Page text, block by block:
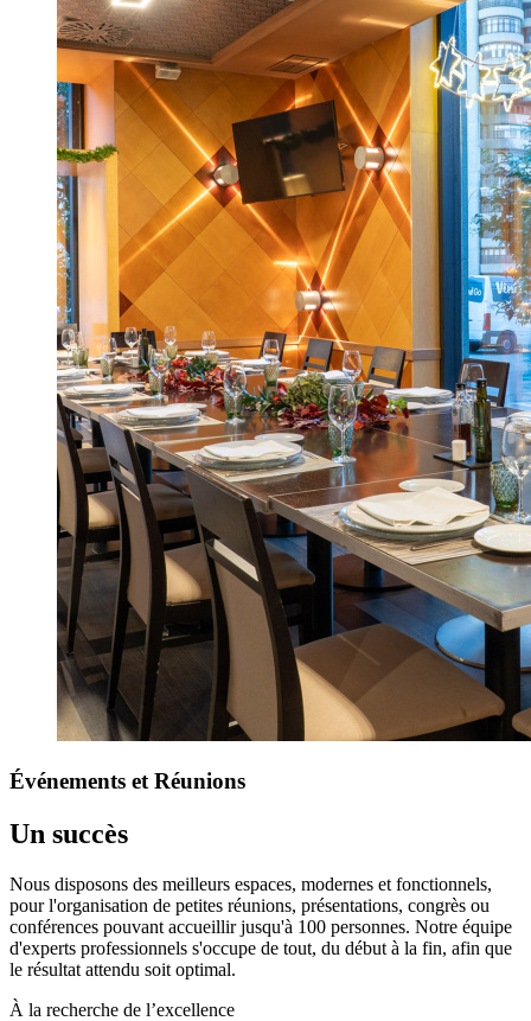
Événements et Réunions
Un succès
Nous disposons des meilleurs espaces, modernes et fonctionnels,
pour l'organisation de petites réunions, présentations, congrès ou
conférences pouvant accueillir jusqu'à 100 personnes. Notre équipe
d'experts professionnels s'occupe de tout, du début à la fin, afin que
le résultat attendu soit optimal.
À la recherche de l’excellence